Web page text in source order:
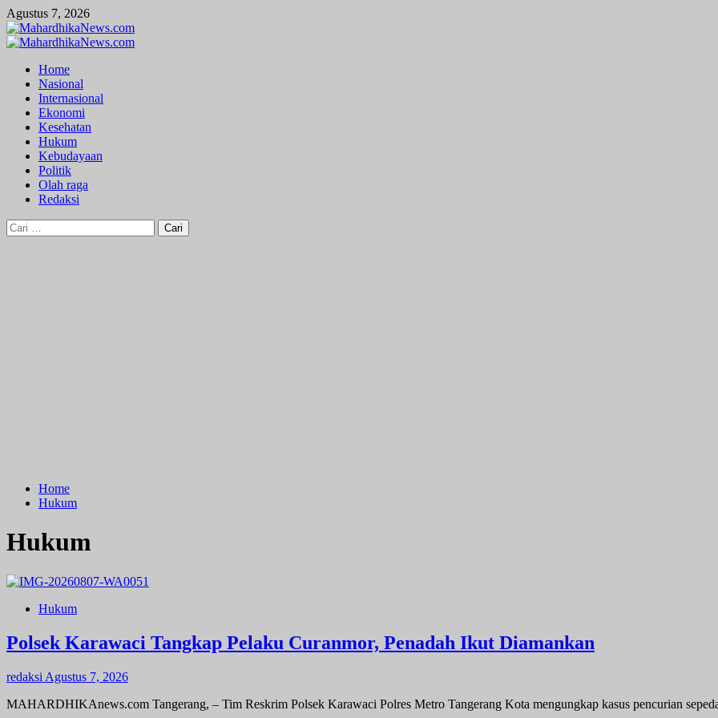
Skip
to
content
Agustus 7, 2026
Primary
Home
Nasional
Internasional
Ekonomi
Kesehatan
Hukum
Kebudayaan
Politik
Olah raga
Redaksi
Cari
untuk:
Home
Hukum
Hukum
Hukum
Polsek Karawaci Tangkap Pelaku Curanmor, Penadah Ikut Diamankan
redaksi Agustus 7, 2026
MAHARDHIKAnews.com Tangerang, – Tim Reskrim Polsek Karawaci Polres Metro Tangerang Kota mengungkap kasus pencurian